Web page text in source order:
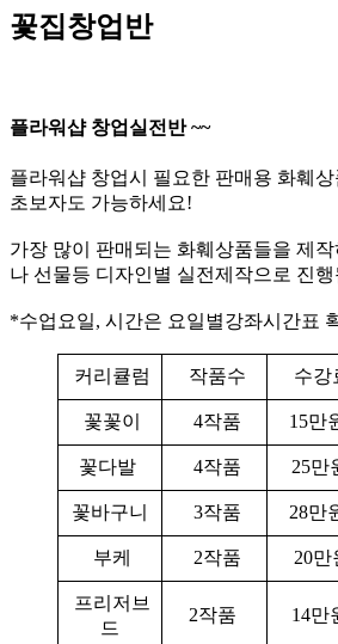
꽃집창업반
플라워샵 창업실전반 ~~
플라워샵 창업시 필요한 판매용 화훼
초보자도 가능하세요!
가장 많이 판매되는 화훼상품들을 제작
나 선물등 디자인별 실전제작으로 진
*수업요일, 시간은 요일별강좌시간표
커리큘럼 작품수 수강
꽃꽃이 4작품 15만
꽃다발 4작품 25만
꽃바구니 3작품 28만
부케 2작품 20만
프리저브
드
2작품 14만